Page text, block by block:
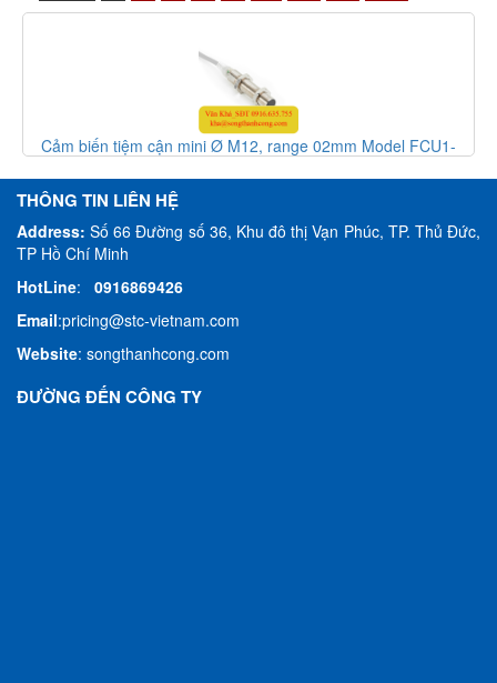
02mm Model FCU1-
Cảm biến tiệm cận mini Ø M12,
THÔNG TIN LIÊN HỆ
Address:Số 66 Đường số 36, Khu đô thị Vạn Phúc, TP. Thủ Đức,
TP Hồ Chí Minh
HotLine: 0916869426
Email:pricing@stc-vietnam.com
Website: songthanhcong.com
ĐƯỜNG ĐẾN CÔNG TY